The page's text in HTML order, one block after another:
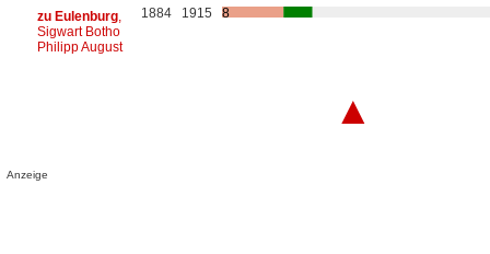
zu Eulenburg,
Sigwart Botho
Philipp August
1884 1915 8
▲
Anzeige